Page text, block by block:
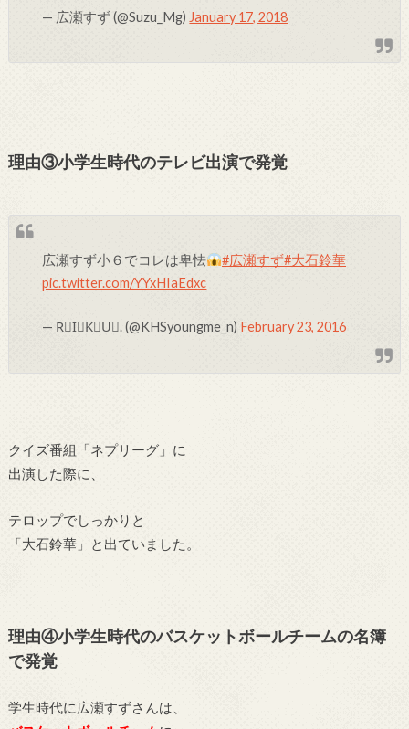
— 広瀬すず (@Suzu_Mg) January 17, 2018
理由③小学生時代のテレビ出演で発覚
広瀬すず小６でコレは卑怯 #広瀬すず#大石鈴華
pic.twitter.com/YYxHIaEdxc
— R⃣I⃣K⃣U⃣. (@KHSyoungme_n) February 23, 2016
クイズ番組「ネプリーグ」に
出演した際に、
テロップでしっかりと
「大石鈴華」と出ていました。
理由④小学生時代のバスケットボールチームの名簿
で発覚
学生時代に広瀬すずさんは、